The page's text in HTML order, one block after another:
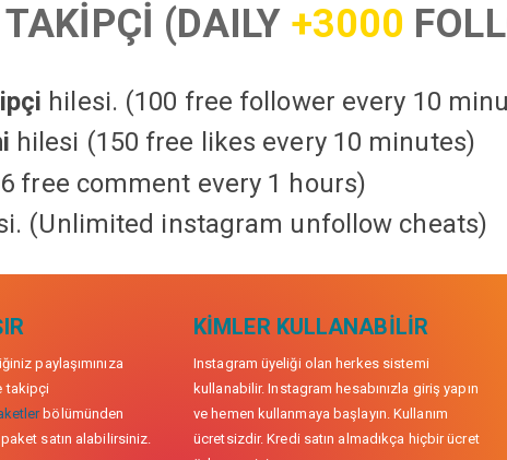
TAKİPÇİ (DAILY +3000
hilesi. (100 free follower every 10
hilesi (150 free likes every 10 minutes)
free comment every 1 hours)
(Unlimited instagram unfollow cheats)
paylaşımınıza
takipçi
bölümünden
satın alabilirsiniz.
KIMLER KULLANABILIR
Instagram üyeliği olan herkes sistemi
kullanabilir. Instagram hesabınızla giriş yapın
ve hemen kullanmaya başlayın. Kullanım
ücretsizdir. Kredi satın almadıkça hiçbir ücret